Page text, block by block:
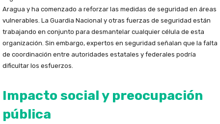
Aragua y ha comenzado a reforzar las medidas de seguridad en áreas
vulnerables. La Guardia Nacional y otras fuerzas de seguridad están
trabajando en conjunto para desmantelar cualquier célula de esta
organización. Sin embargo, expertos en seguridad señalan que la falta
de coordinación entre autoridades estatales y federales podría
dificultar los esfuerzos.
Impacto social y preocupación
pública